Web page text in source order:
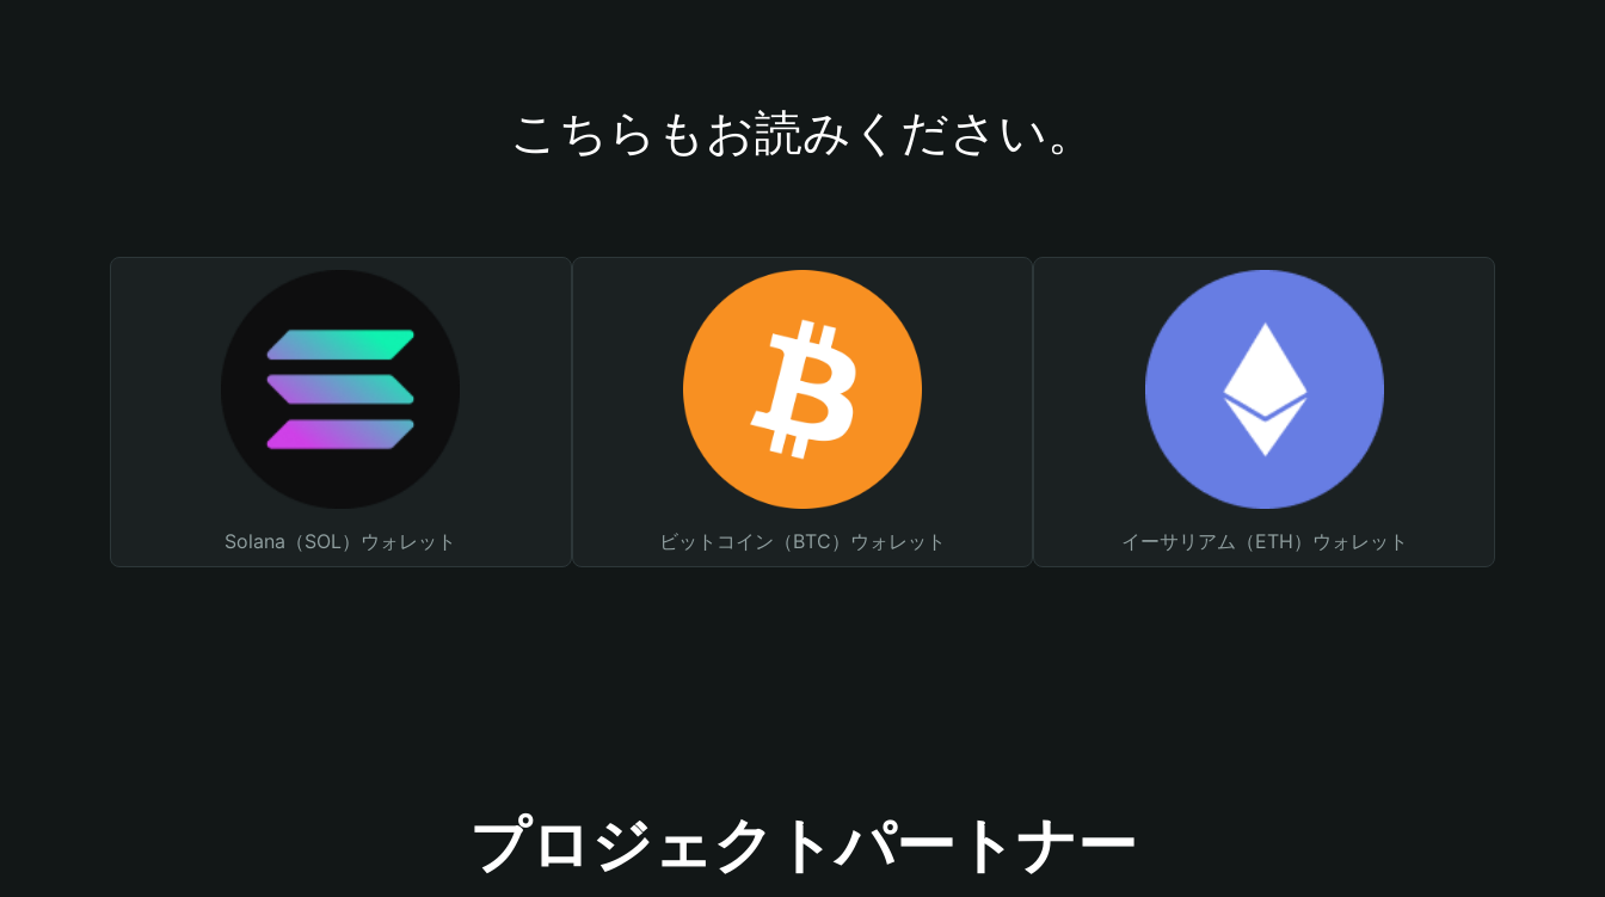
こちらもお読みください。
Solana（SOL）ウォレット ビットコイン（BTC）ウォレット イーサリアム（ETH）ウォレット
プロジェクトパートナー